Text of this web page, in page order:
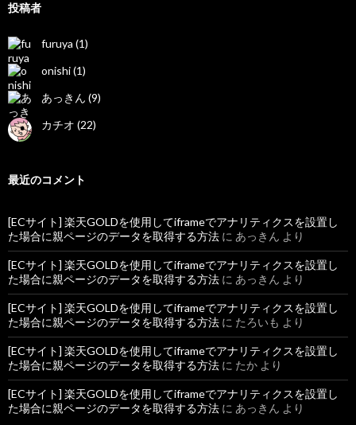
投稿者
furuya (1)
onishi (1)
あっきん (9)
カチオ (22)
最近のコメント
[ECサイト] 楽天GOLDを使用してiframeでアナリティクスを設置し
た場合に親ページのデータを取得する方法 に あっきん より
[ECサイト] 楽天GOLDを使用してiframeでアナリティクスを設置し
た場合に親ページのデータを取得する方法 に あっきん より
[ECサイト] 楽天GOLDを使用してiframeでアナリティクスを設置し
た場合に親ページのデータを取得する方法 に たろいも より
[ECサイト] 楽天GOLDを使用してiframeでアナリティクスを設置し
た場合に親ページのデータを取得する方法 に たか より
[ECサイト] 楽天GOLDを使用してiframeでアナリティクスを設置し
た場合に親ページのデータを取得する方法 に あっきん より